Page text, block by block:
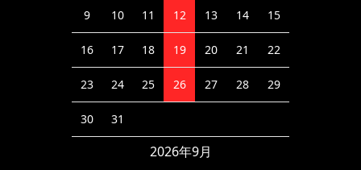
9 10 11 12 13 14 15
16 17 18 19 20 21 22
23 24 25 26 27 28 29
30 31
2026年9月